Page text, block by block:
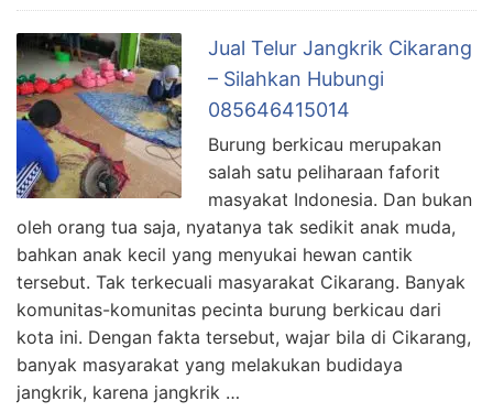
Jual Telur Jangkrik Cikarang
– Silahkan Hubungi
085646415014
Burung berkicau merupakan
salah satu peliharaan faforit
masyakat Indonesia. Dan bukan
oleh orang tua saja, nyatanya tak sedikit anak muda,
bahkan anak kecil yang menyukai hewan cantik
tersebut. Tak terkecuali masyarakat Cikarang. Banyak
komunitas-komunitas pecinta burung berkicau dari
kota ini. Dengan fakta tersebut, wajar bila di Cikarang,
banyak masyarakat yang melakukan budidaya
jangkrik, karena jangkrik …